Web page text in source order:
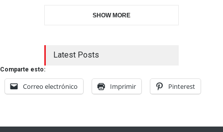
SHOW MORE
Latest Posts
Comparte esto:
Correo electrónico Imprimir Pinterest